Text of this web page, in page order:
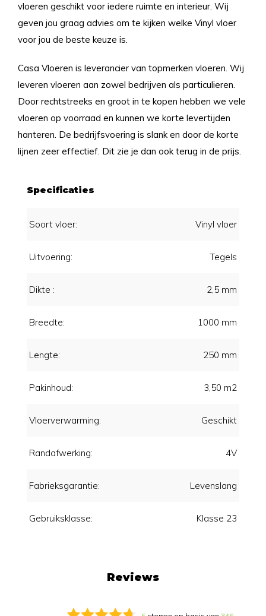
vloeren geschikt voor iedere ruimte en interieur. Wij
geven jou graag advies om te kijken welke Vinyl vloer
voor jou de beste keuze is.
Casa Vloeren is leverancier van topmerken vloeren. Wij
leveren vloeren aan zowel bedrijven als particulieren.
Door rechtstreeks en groot in te kopen hebben we vele
vloeren op voorraad en kunnen we korte levertijden
hanteren. De bedrijfsvoering is slank en door de korte
lijnen zeer effectief. Dit zie je dan ook terug in de prijs.
Specificaties
Soort vloer: Vinyl vloer
Uitvoering: Tegels
Dikte : 2,5 mm
Breedte: 1000 mm
Lengte: 250 mm
Pakinhoud: 3,50 m2
Vloerverwarming: Geschikt
Randafwerking: 4V
Fabrieksgarantie: Levenslang
Gebruiksklasse: Klasse 23
Reviews